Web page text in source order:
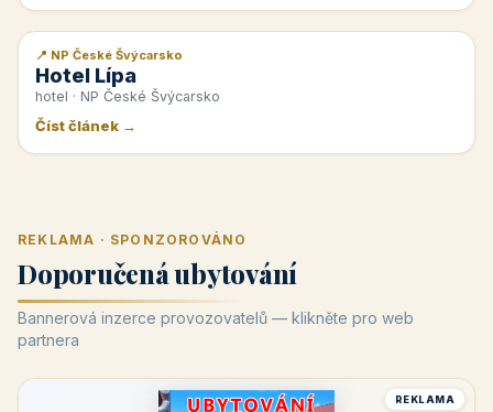
📰 PR článek
📍 NP České Švýcarsko
Hotel Lípa
hotel · NP České Švýcarsko
Číst článek →
REKLAMA · SPONZOROVÁNO
Doporučená ubytování
Bannerová inzerce provozovatelů — klikněte pro web
partnera
REKLAMA